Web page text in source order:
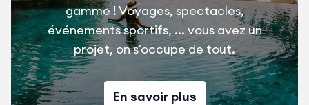
gamme ! Voyages, spectacles,
événements sportifs, ... vous avez un
projet, on s'occupe de tout.
En savoir plus